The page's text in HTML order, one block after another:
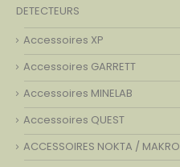
DETECTEURS
Accessoires XP
Accessoires GARRETT
Accessoires MINELAB
Accessoires QUEST
ACCESSOIRES NOKTA / MAKRO